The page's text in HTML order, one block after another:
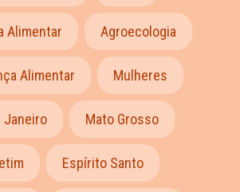
Alimentar Agroecologia
Alimentar Mulheres
Janeiro Mato Grosso
Espírito Santo